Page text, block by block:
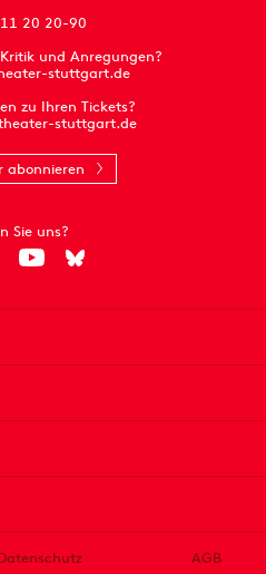
20 20-90
und Anregungen?
stuttgart.de
zu Ihren Tickets?
stuttgart.de
abonnieren
Sie uns?
AGB